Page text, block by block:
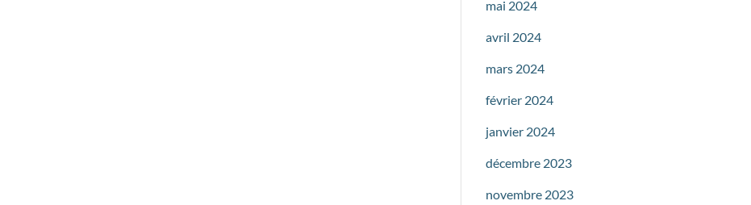
mai 2024
avril 2024
mars 2024
février 2024
janvier 2024
décembre 2023
novembre 2023